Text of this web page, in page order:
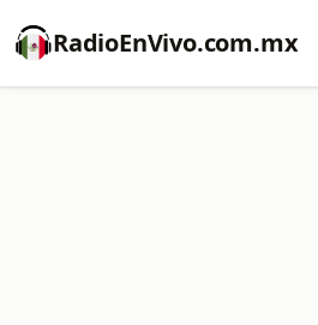
RadioEnVivo.com.mx